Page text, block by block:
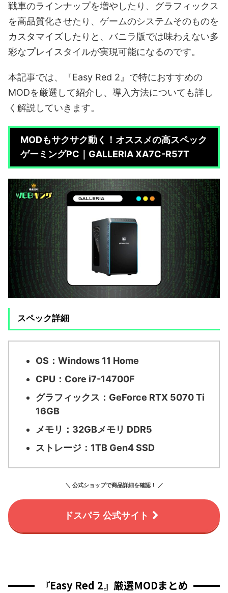
戦車のラインナップを増やしたり、グラフィックス
を高品質化させたり、ゲームのシステムそのものを
カスタマイズしたりと、バニラ版では味わえない多
彩なプレイスタイルが実現可能になるのです。
本記事では、『Easy Red 2』で特におすすめの
MODを厳選して紹介し、導入方法についても詳し
く解説していきます。
MODもサクサク動く！オススメの高スペック
ゲーミングPC｜GALLERIA XA7C-R57T
スペック詳細
OS： Windows 11 Home
CPU： Core i7-14700F
グラフィックス： GeForce RTX 5070 Ti
16GB
メモリ： 32GBメモリ DDR5
ストレージ： 1TB Gen4 SSD
＼ 公式ショップで商品詳細を確認！ ／
ドスパラ 公式サイト
『Easy Red 2』厳選MODまとめ